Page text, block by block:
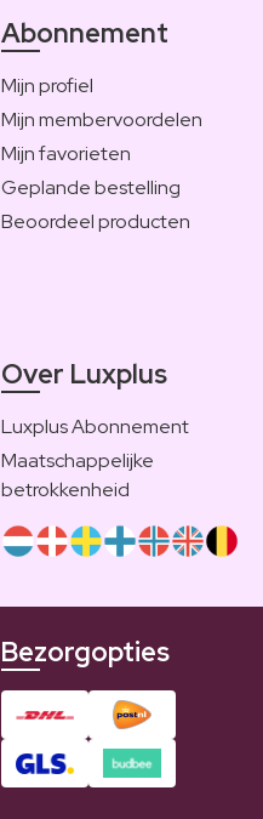
Abonnement
Mijn profiel
Mijn membervoordelen
Mijn favorieten
Geplande bestelling
Beoordeel producten
Over Luxplus
Luxplus Abonnement
Maatschappelijke
betrokkenheid
Bezorgopties